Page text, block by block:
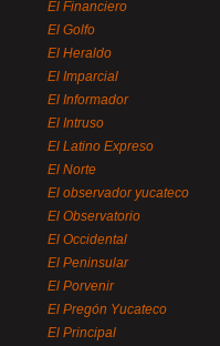
El Financiero
El Golfo
El Heraldo
El Imparcial
El Informador
El Intruso
El Latino Expreso
El Norte
El observador yucateco
El Observatorio
El Occidental
El Peninsular
El Porvenir
El Pregón Yucateco
El Principal